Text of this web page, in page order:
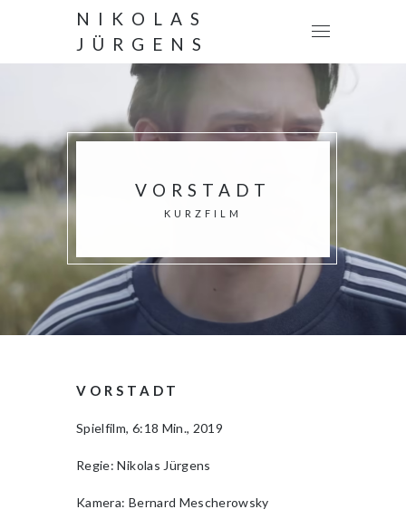
NIKOLAS
JÜRGENS
VORSTADT
KURZFILM
VORSTADT
Spielfilm, 6:18 Min., 2019
Regie: Nikolas Jürgens
Kamera: Bernard Mescherowsky